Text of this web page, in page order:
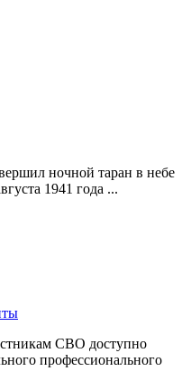
ночной таран в небе
1941 года ...
СВО доступно
профессионального